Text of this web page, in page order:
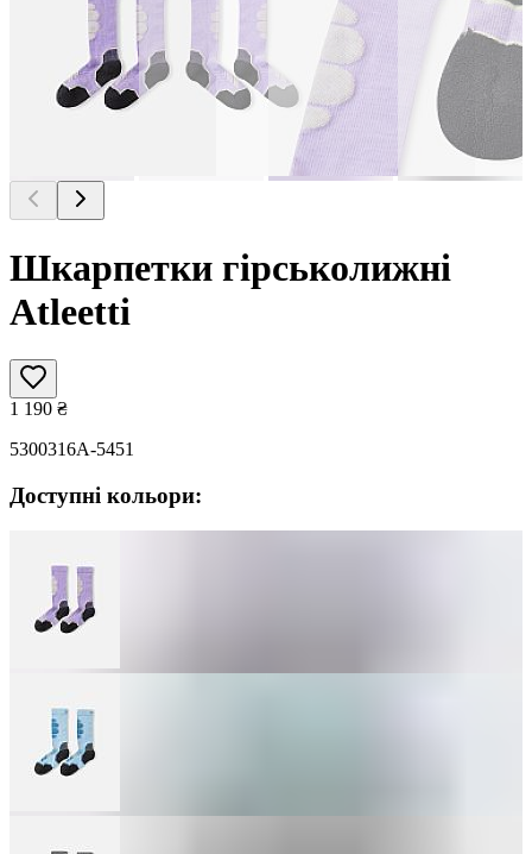
Шкарпетки гірськолижні
Atleetti
1 190 ₴
5300316A-5451
Доступні кольори: